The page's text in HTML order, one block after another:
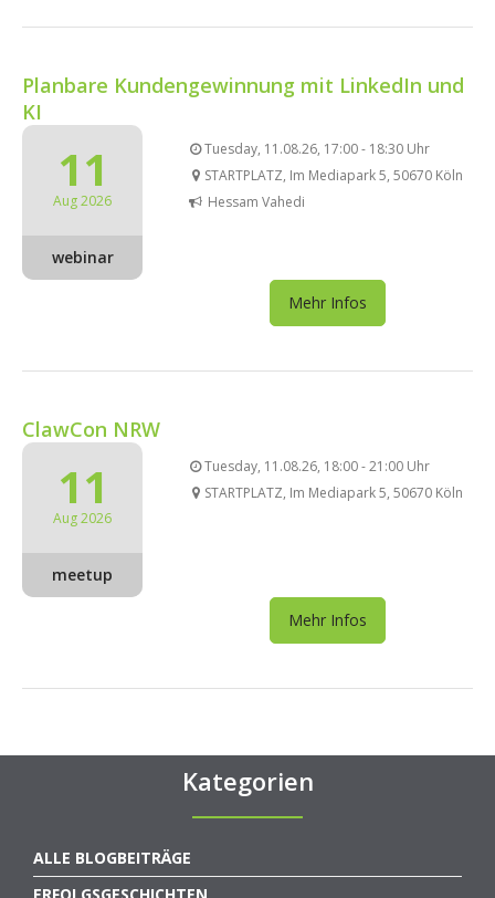
Planbare Kundengewinnung mit LinkedIn und
KI
11
Aug 2026
webinar
Tuesday, 11.08.26, 17:00 - 18:30 Uhr
STARTPLATZ, Im Mediapark 5, 50670 Köln
Hessam Vahedi
Mehr Infos
ClawCon NRW
11
Aug 2026
meetup
Tuesday, 11.08.26, 18:00 - 21:00 Uhr
STARTPLATZ, Im Mediapark 5, 50670 Köln
Mehr Infos
Kategorien
ALLE BLOGBEITRÄGE